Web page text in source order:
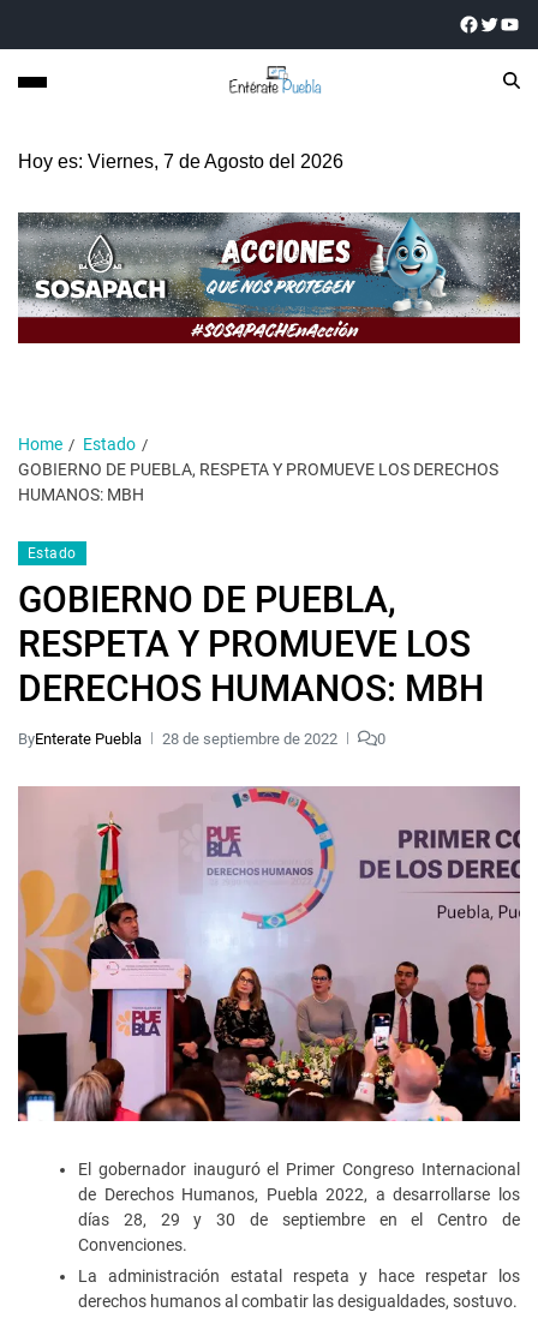
Hoy es: Viernes, 7 de Agosto del 2026
Home
Estado
GOBIERNO DE PUEBLA, RESPETA Y PROMUEVE LOS DERECHOS
HUMANOS: MBH
Estado
GOBIERNO DE PUEBLA,
RESPETA Y PROMUEVE LOS
DERECHOS HUMANOS: MBH
ByEnterate Puebla 28 de septiembre de 2022 0
El gobernador inauguró el Primer Congreso Internacional
de Derechos Humanos, Puebla 2022, a desarrollarse los
días 28, 29 y 30 de septiembre en el Centro de
Convenciones.
La administración estatal respeta y hace respetar los
derechos humanos al combatir las desigualdades, sostuvo.